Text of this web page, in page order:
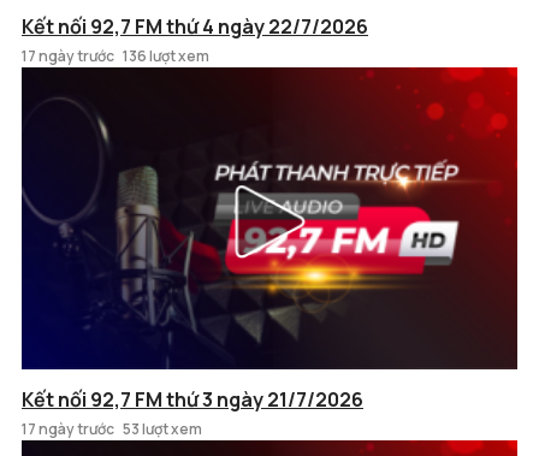
Kết nối 92,7 FM thứ 4 ngày 22/7/2026
17 ngày trước 136 lượt xem
Kết nối 92,7 FM thứ 3 ngày 21/7/2026
17 ngày trước 53 lượt xem